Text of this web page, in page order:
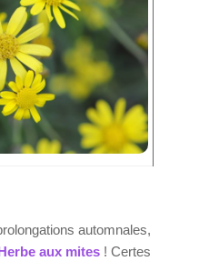
automnales,
aux mites ! Certes